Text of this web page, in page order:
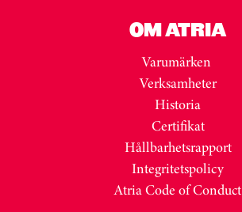
OM ATRIA
Varumärken
Verksamheter
Historia
Certifikat
Hållbarhetsrapport
Integritetspolicy
Atria Code of Conduct